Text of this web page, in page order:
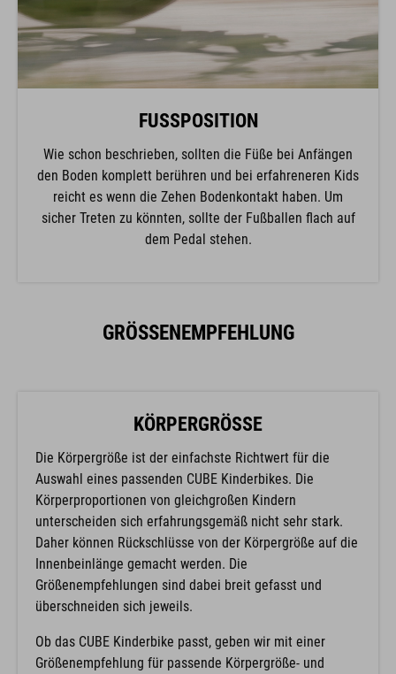
FUSSPOSITION
Wie schon beschrieben, sollten die Füße bei Anfängen
den Boden komplett berühren und bei erfahreneren Kids
reicht es wenn die Zehen Bodenkontakt haben. Um
sicher Treten zu könnten, sollte der Fußballen flach auf
dem Pedal stehen.
GRÖSSENEMPFEHLUNG
KÖRPERGRÖSSE
Die Körpergröße ist der einfachste Richtwert für die
Auswahl eines passenden CUBE Kinderbikes. Die
Körperproportionen von gleichgroßen Kindern
unterscheiden sich erfahrungsgemäß nicht sehr stark.
Daher können Rückschlüsse von der Körpergröße auf die
Innenbeinlänge gemacht werden. Die
Größenempfehlungen sind dabei breit gefasst und
überschneiden sich jeweils.
Ob das CUBE Kinderbike passt, geben wir mit einer
Größenempfehlung für passende Körpergröße- und